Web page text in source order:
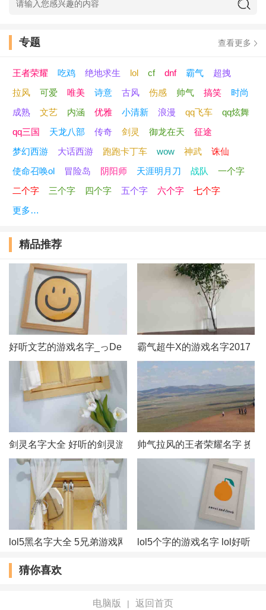
专题 查看更多
王者荣耀 吃鸡 绝地求生 lol cf dnf 霸气
超拽
拉风
可爱 唯美 诗意 古风 伤感 帅气 搞笑
时尚
成熟
文艺 内涵 优雅 小清新 浪漫 qq飞车
qq炫舞
qq三国
天龙八部 传奇 剑灵 御龙在天
征途
梦幻西游
大话西游 跑跑卡丁车 wow 神武
诛仙
使命召唤ol
冒险岛 阴阳师 天涯明月刀 战队
一个字
二个字
三个字 四个字 五个字 六个字
七个字
更多…
精品推荐
好听文艺的游戏名字_っDemonˊ冥殇づ霸气超牛X的游戏名字2017
剑灵名字大全 好听的剑灵游戏名字帅气拉风的王者荣耀名字 撩妹
lol5黑名字大全 5兄弟游戏网名 lol5个字的游戏名字 lol好听五
猜你喜欢
电脑版 | 返回首页